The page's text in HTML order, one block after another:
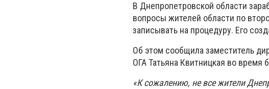
В Днепропетровской области
вопросы жителей области по
записывать на процедуру. Его
Об этом сообщила заместитель
ОГА Татьяна Квитницкая во время
«К сожалению, не все жители